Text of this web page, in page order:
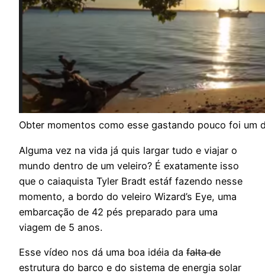
Obter momentos como esse gastando pouco foi
Alguma vez na vida já quis largar tudo e viajar o
mundo dentro de um veleiro? É exatamente isso
que o caiaquista Tyler Bradt estáf fazendo nesse
momento, a bordo do veleiro Wizard’s Eye, uma
embarcação de 42 pés preparado para uma
viagem de 5 anos.
Esse vídeo nos dá uma boa idéia da falta de
estrutura do barco e do sistema de energia solar